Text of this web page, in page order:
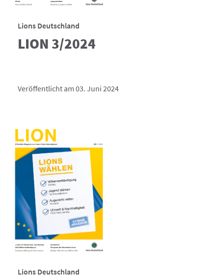
Lions Deutschland
LION 3/2024
Veröffentlicht am 03. Juni 2024
Lions Deutschland